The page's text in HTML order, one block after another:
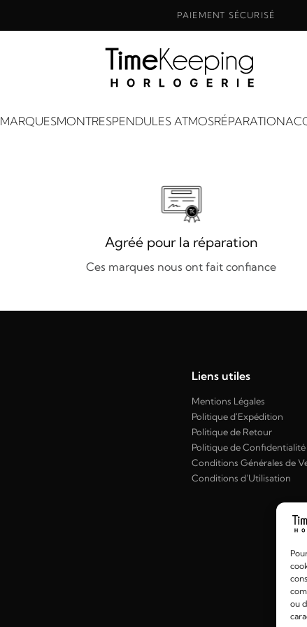
ou
PAIEMENT SÉCURISÉ
MARQUESMONTRESPENDULES ATMOSRÉPARATION
Agréé pour la réparation
Ces marques nous ont fait confiance
Liens utiles
Mentions Légales
Politique d'Expédition
Politique de Retour
Politique de Confidentialité
Conditions Générales de
Conditions d'Utilisation